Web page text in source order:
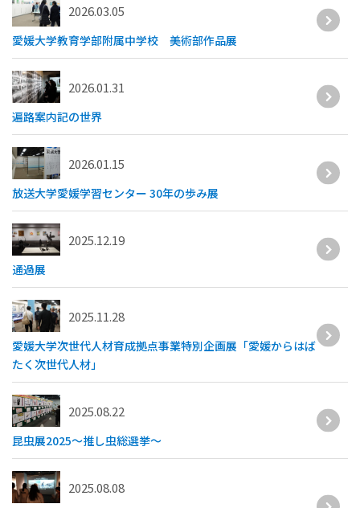
2026.03.05
愛媛大学教育学部附属中学校 美術部作品展
2026.01.31
遍路案内記の世界
2026.01.15
放送大学愛媛学習センター 30年の歩み展
2025.12.19
通過展
2025.11.28
愛媛大学次世代人材育成拠点事業特別企画展「愛媛からはば
たく次世代人材」
2025.08.22
昆虫展2025～推し虫総選挙～
2025.08.08